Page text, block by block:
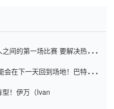
间的第一场比赛 要解决热情的
在下一天回到场地！巴特勒迈
！伊万（Ivan